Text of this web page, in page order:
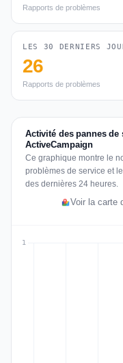
Rapports de problèmes
LES 30 DERNIERS
26
Rapports de problèmes
Activité des pannes de
ActiveCampaign
Ce graphique montre le
problèmes de service et
des dernières 24 heures.
Voir la carte